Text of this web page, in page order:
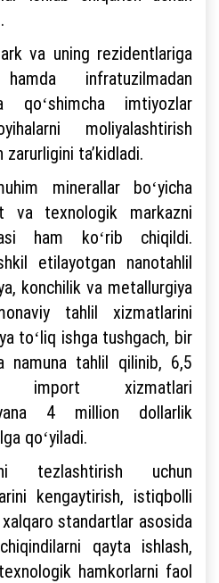
va uning rezidentlariga
infratuzilmadan
qoʻshimcha imtiyozlar
moliyalashtirish
taʼkidladi.
minerallar boʻyicha
va texnologik markazni
ham koʻrib chiqildi.
etilayotgan nanotahlil
konchilik va metallurgiya
tahlil xizmatlarini
toʻliq ishga tushgach, bir
namuna tahlil qilinib, 6,5
import xizmatlari
yana 4 million dollarlik
qoʻyiladi.
tezlashtirish uchun
kengaytirish, istiqbolli
standartlar asosida
qayta ishlash,
hamkorlarni faol